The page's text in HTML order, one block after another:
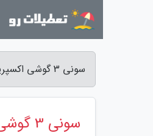
سونی 3 گوشی اکسپریا 5 II، 10 II و L4 را به روزرسانی کرد - پرسینا بلاگ
سونی 3 گوشی اکسپریا 5 II، 10 II و L4 را به روزرسانی کرد